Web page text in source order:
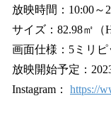
放映時間：10:00～
サイズ：82.98㎡（
画面仕様：5ミリ
放映開始予定：
Instagram： https://